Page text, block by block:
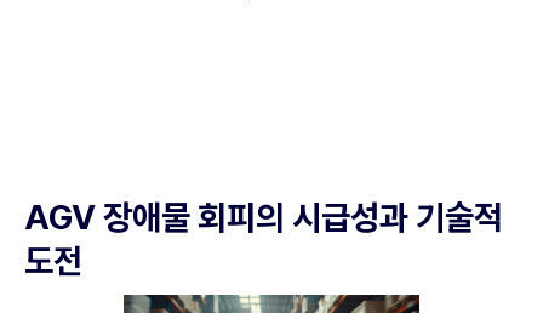
AGV 장애물 회피의 시급성과 기술적
도전